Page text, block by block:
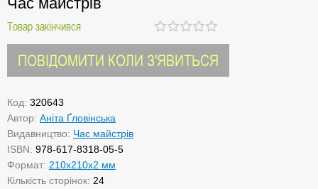
Товар закінчився
ПОВІДОМИТИ КОЛИ З'ЯВИТЬСЯ
Код: 320643
Автор: Аніта Ґловінська
Видавництво: Час майстрів
ISBN: 978-617-8318-05-5
Формат: 210x210x2 мм
Кількість сторінок: 24